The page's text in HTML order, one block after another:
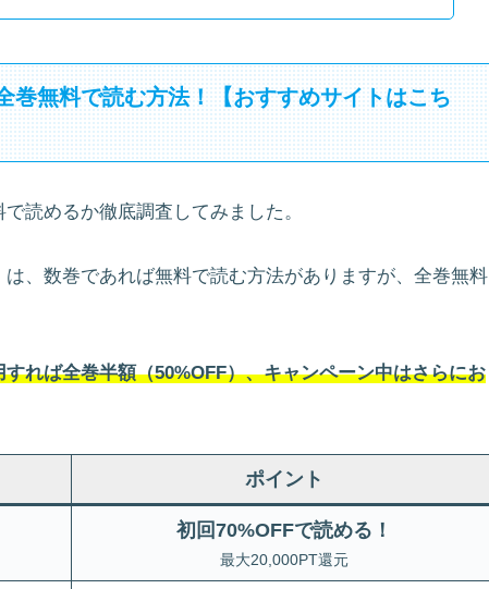
巻無料で読む方法！【おすすめサイトはこち
読めるか徹底調査してみました。
、数巻であれば無料で読む方法がありますが、全巻無料
れば全巻半額（50%OFF）、キャンペーン中はさらにお
ポイント
初回70%OFFで読める！
最大20,000PT還元